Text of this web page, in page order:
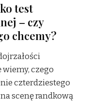
test
– czy
chcemy?
czego
czterdziestego
scenę randkową